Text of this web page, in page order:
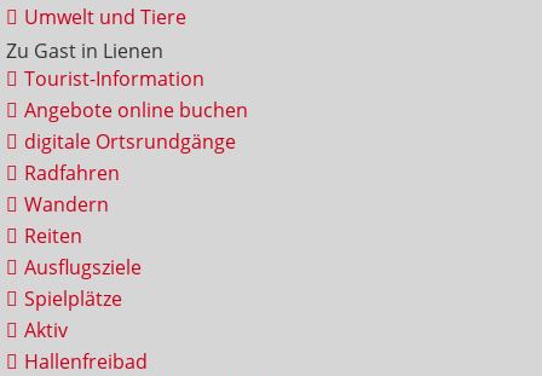
Umwelt und Tiere
Zu Gast in Lienen
Tourist-Information
Angebote online buchen
digitale Ortsrundgänge
Radfahren
Wandern
Reiten
Ausflugsziele
Spielplätze
Aktiv
Hallenfreibad